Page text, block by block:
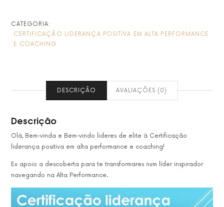
POSITIVA
EM
ALTA
CATEGORIA:
CERTIFICAÇÃO LIDERANÇA POSITIVA EM ALTA PERFORMANCE
E COACHING
DESCRIÇÃO AVALIAÇÕES (0)
Descrição
Olá, Bem-vinda e Bem-vindo lideres de elite à Certificação
liderança positiva em alta performance e coaching!
Eu apoio a descoberta para te transformares num líder inspirador
navegando na Alta Performance.